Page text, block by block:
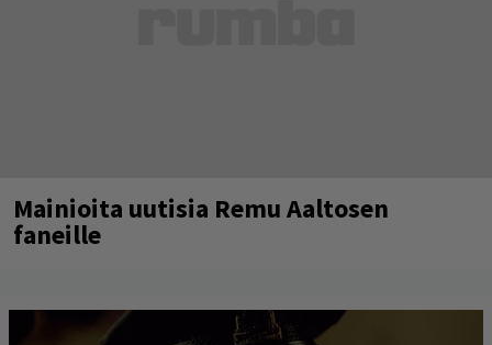
Mainioita uutisia Remu Aaltosen
faneille